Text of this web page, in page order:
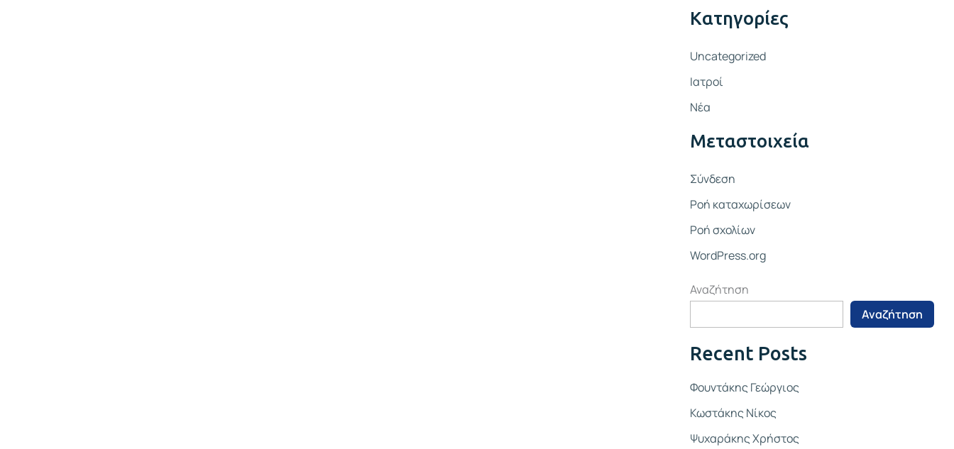
Kατηγορίες
Uncategorized
Ιατροί
Νέα
Μεταστοιχεία
Σύνδεση
Ροή καταχωρίσεων
Ροή σχολίων
WordPress.org
Αναζήτηση
Αναζήτηση
Recent Posts
Φουντάκης Γεώργιος
Κωστάκης Νίκος
Ψυχαράκης Χρήστος